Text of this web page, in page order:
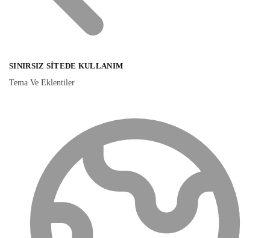
SINIRSIZ SITEDE KULLANIM
Tema Ve Eklentiler